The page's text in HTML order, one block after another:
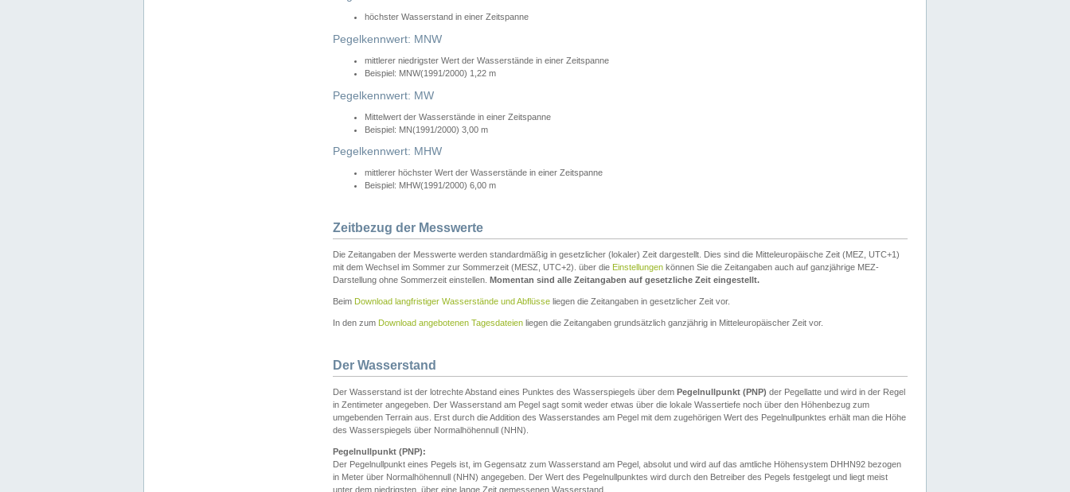
höchster Wasserstand in einer Zeitspanne
Pegelkennwert: MNW
mittlerer niedrigster Wert der Wasserstände in einer Zeitspanne
Beispiel: MNW(1991/2000) 1,22 m
Pegelkennwert: MW
Mittelwert der Wasserstände in einer Zeitspanne
Beispiel: MN(1991/2000) 3,00 m
Pegelkennwert: MHW
mittlerer höchster Wert der Wasserstände in einer Zeitspanne
Beispiel: MHW(1991/2000) 6,00 m
Zeitbezug der Messwerte
Die Zeitangaben der Messwerte werden standardmäßig in gesetzlicher (lokaler) Zeit dargestellt. Dies sind die Mitteleuropäische Zeit (MEZ, UTC+1)
mit dem Wechsel im Sommer zur Sommerzeit (MESZ, UTC+2). über die Einstellungen können Sie die Zeitangaben auch auf ganzjährige MEZ-
Darstellung ohne Sommerzeit einstellen. Momentan sind alle Zeitangaben auf gesetzliche Zeit eingestellt.
Beim Download langfristiger Wasserstände und Abflüsse liegen die Zeitangaben in gesetzlicher Zeit vor.
In den zum Download angebotenen Tagesdateien liegen die Zeitangaben grundsätzlich ganzjährig in Mitteleuropäischer Zeit vor.
Der Wasserstand
Der Wasserstand ist der lotrechte Abstand eines Punktes des Wasserspiegels über dem Pegelnullpunkt (PNP) der Pegellatte und wird in der Regel
in Zentimeter angegeben. Der Wasserstand am Pegel sagt somit weder etwas über die lokale Wassertiefe noch über den Höhenbezug zum
umgebenden Terrain aus. Erst durch die Addition des Wasserstandes am Pegel mit dem zugehörigen Wert des Pegelnullpunktes erhält man die Höhe
des Wasserspiegels über Normalhöhennull (NHN).
Pegelnullpunkt (PNP):
Der Pegelnullpunkt eines Pegels ist, im Gegensatz zum Wasserstand am Pegel, absolut und wird auf das amtliche Höhensystem DHHN92 bezogen
in Meter über Normalhöhennull (NHN) angegeben. Der Wert des Pegelnullpunktes wird durch den Betreiber des Pegels festgelegt und liegt meist
unter dem niedrigsten, über eine lange Zeit gemessenen Wasserstand.